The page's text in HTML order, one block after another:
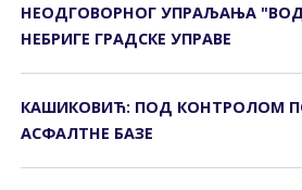
НЕОДГОВОРНОГ УПРАЉАЊА
НЕБРИГЕ ГРАДСКЕ УПРАВЕ
КАШИКОВИЋ: ПОД КОНТРОЛОМ
АСФАЛТНЕ БАЗЕ